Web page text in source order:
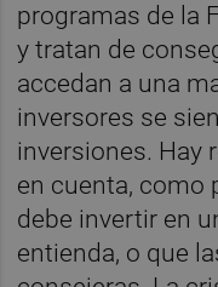
programas de la
y tratan de
accedan a una
inversores se
inversiones. Hay
en cuenta, como
debe invertir en
entienda, o que